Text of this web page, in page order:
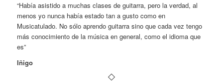
“Había asistido a muchas clases de guitarra, pero la verdad, al
menos yo nunca había estado tan a gusto como en
Musicatulado. No sólo aprendo guitarra sino que cada vez tengo
más conocimiento de la música en general, como el idioma que
es”
Iñigo